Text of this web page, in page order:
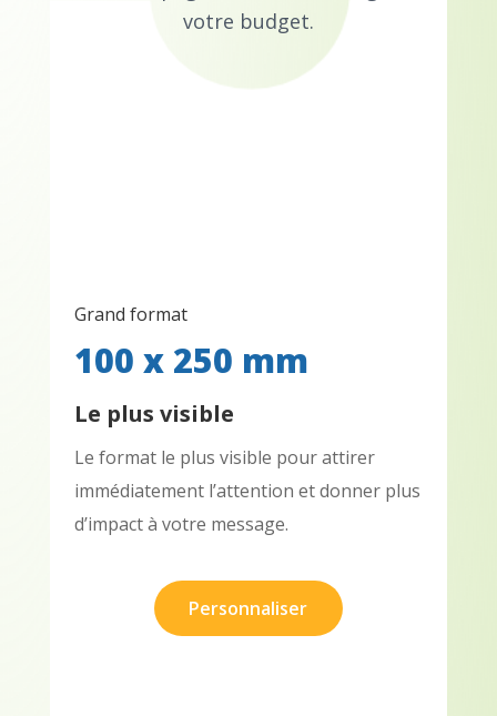
votre budget.
Grand format
100 x 250 mm
Le plus visible
Le format le plus visible pour attirer
immédiatement l’attention et donner plus
d’impact à votre message.
Personnaliser